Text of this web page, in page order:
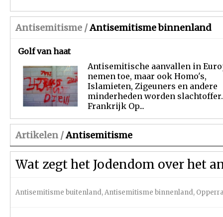
Antisemitisme /Antisemitisme binnenland
Golf van haat
Antisemitische aanvallen in
nemen toe, maar ook Homo's,
Islamieten, Zigeuners en andere
minderheden worden slachtoffer.
Frankrijk Op...
Artikelen /Antisemitisme
Wat zegt het Jodendom over het
Antisemitisme buitenland,Antisemitisme binnenland,